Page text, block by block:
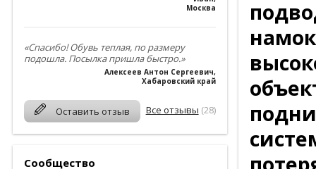
Москва
«Спасибо! Обувь теплая, по размеру
подошла. Посылка пришла быстро.»
Алексеев Антон Сергеевич,
Хабаровский край
Оставить отзыв Все отзывы (28)
Сообщество